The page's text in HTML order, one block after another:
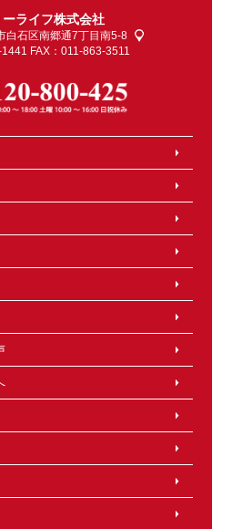
ーライフ株式会社
白石区南郷通7丁目南5-8
FAX：011-863-3511